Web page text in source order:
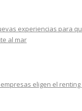
experiencias para
al mar
eligen el